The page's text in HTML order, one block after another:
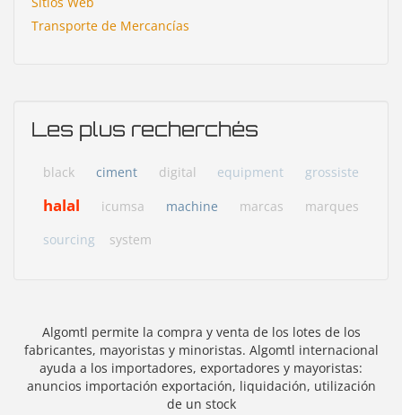
Transporte de Mercancías
Les plus recherchés
black ciment digital equipment grossiste
halal icumsa machine marcas
marques
sourcing
system
Algomtl permite la compra y venta de los lotes de los
fabricantes, mayoristas y minoristas. Algomtl internacional
ayuda a los importadores, exportadores y mayoristas:
anuncios importación exportación, liquidación, utilización
de un stock